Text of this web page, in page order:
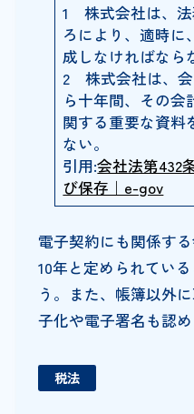
1 株式会社は、法
ろにより、適時に
成しなければなら
2 株式会社は、
ら十年間、その会
関する重要な資料
ない。
引用:会社法第432
び保存｜e-gov
電子契約にも関係す
10年と定められてい
う。また、帳簿以外
子化や電子署名も認め
税法